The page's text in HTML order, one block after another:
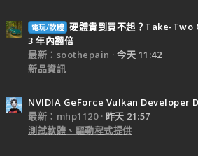
電玩/軟體 硬體貴到買不起？Take-Two
3 年內翻倍
最新：soothepain
今天 11:42
新品資訊
NVIDIA GeForce Vulkan Developer
最新：mhp1120
昨天 21:57
測試軟體、驅動程式提供